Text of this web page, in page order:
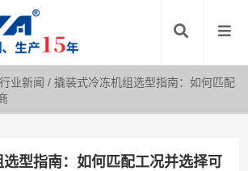
行业新闻 /撬装式冷冻机组选型指南：如何匹配
型指南：如何匹配工况并选择可